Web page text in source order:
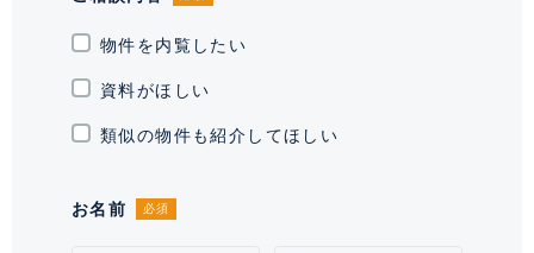
駐輪場・バイク置
駐輪場有り 47台(平置)、 バイク置
通学区域小学校 代々木山谷小学校(約100m)
物件を内覧したい
資料がほしい
類似の物件も紹介してほしい
お名前 必須